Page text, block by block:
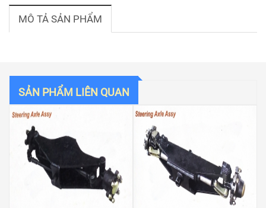
MÔ TẢ SẢN PHẨM
SẢN PHẨM LIÊN QUAN